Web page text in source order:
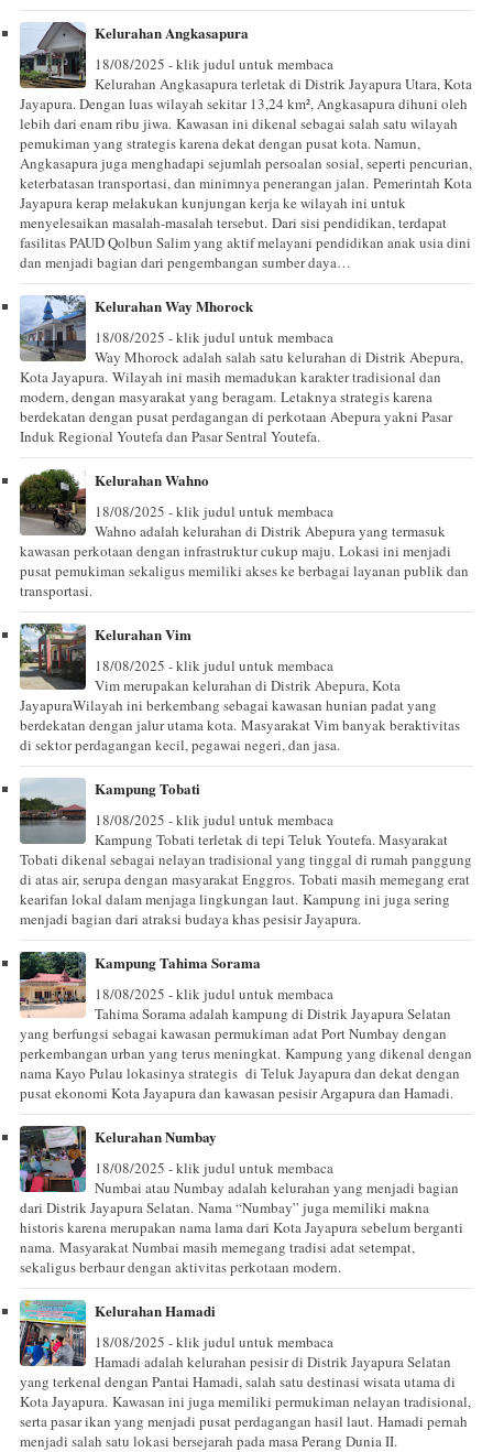
Kelurahan Angkasapura
18/08/2025 - klik judul untuk membaca
Kelurahan Angkasapura terletak di Distrik Jayapura Utara, Kota
Jayapura. Dengan luas wilayah sekitar 13,24 km², Angkasapura dihuni oleh
lebih dari enam ribu jiwa. Kawasan ini dikenal sebagai salah satu wilayah
pemukiman yang strategis karena dekat dengan pusat kota. Namun,
Angkasapura juga menghadapi sejumlah persoalan sosial, seperti pencurian,
keterbatasan transportasi, dan minimnya penerangan jalan. Pemerintah Kota
Jayapura kerap melakukan kunjungan kerja ke wilayah ini untuk
menyelesaikan masalah-masalah tersebut. Dari sisi pendidikan, terdapat
fasilitas PAUD Qolbun Salim yang aktif melayani pendidikan anak usia dini
dan menjadi bagian dari pengembangan sumber daya…
Kelurahan Way Mhorock
18/08/2025 - klik judul untuk membaca
Way Mhorock adalah salah satu kelurahan di Distrik Abepura,
Kota Jayapura. Wilayah ini masih memadukan karakter tradisional dan
modern, dengan masyarakat yang beragam. Letaknya strategis karena
berdekatan dengan pusat perdagangan di perkotaan Abepura yakni Pasar
Induk Regional Youtefa dan Pasar Sentral Youtefa.
Kelurahan Wahno
18/08/2025 - klik judul untuk membaca
Wahno adalah kelurahan di Distrik Abepura yang termasuk
kawasan perkotaan dengan infrastruktur cukup maju. Lokasi ini menjadi
pusat pemukiman sekaligus memiliki akses ke berbagai layanan publik dan
transportasi.
Kelurahan Vim
18/08/2025 - klik judul untuk membaca
Vim merupakan kelurahan di Distrik Abepura, Kota
JayapuraWilayah ini berkembang sebagai kawasan hunian padat yang
berdekatan dengan jalur utama kota. Masyarakat Vim banyak beraktivitas
di sektor perdagangan kecil, pegawai negeri, dan jasa.
Kampung Tobati
18/08/2025 - klik judul untuk membaca
Kampung Tobati terletak di tepi Teluk Youtefa. Masyarakat
Tobati dikenal sebagai nelayan tradisional yang tinggal di rumah panggung
di atas air, serupa dengan masyarakat Enggros. Tobati masih memegang erat
kearifan lokal dalam menjaga lingkungan laut. Kampung ini juga sering
menjadi bagian dari atraksi budaya khas pesisir Jayapura.
Kampung Tahima Sorama
18/08/2025 - klik judul untuk membaca
Tahima Sorama adalah kampung di Distrik Jayapura Selatan
yang berfungsi sebagai kawasan permukiman adat Port Numbay dengan
perkembangan urban yang terus meningkat. Kampung yang dikenal dengan
nama Kayo Pulau lokasinya strategis di Teluk Jayapura dan dekat dengan
pusat ekonomi Kota Jayapura dan kawasan pesisir Argapura dan Hamadi.
Kelurahan Numbay
18/08/2025 - klik judul untuk membaca
Numbai atau Numbay adalah kelurahan yang menjadi bagian
dari Distrik Jayapura Selatan. Nama “Numbay” juga memiliki makna
historis karena merupakan nama lama dari Kota Jayapura sebelum berganti
nama. Masyarakat Numbai masih memegang tradisi adat setempat,
sekaligus berbaur dengan aktivitas perkotaan modern.
Kelurahan Hamadi
18/08/2025 - klik judul untuk membaca
Hamadi adalah kelurahan pesisir di Distrik Jayapura Selatan
yang terkenal dengan Pantai Hamadi, salah satu destinasi wisata utama di
Kota Jayapura. Kawasan ini juga memiliki permukiman nelayan tradisional,
serta pasar ikan yang menjadi pusat perdagangan hasil laut. Hamadi pernah
menjadi salah satu lokasi bersejarah pada masa Perang Dunia II.